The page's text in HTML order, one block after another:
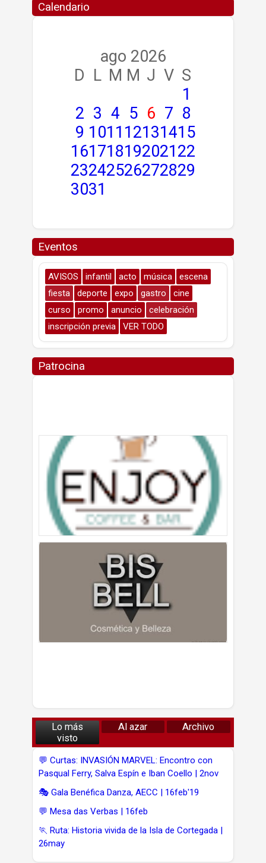
Calendario
ago 2026
D L M M J V S
1
2 3 4 5 6 7 8
9 1011 12131415
16171819202122
23242526272829
3031
Eventos
AVISOS infantil acto música
escena
fiesta
deporte expo gastro
cine
curso
promo anuncio
celebración
inscripción previa
VER TODO
Patrocina
Lo más
visto
Al azar Archivo
💬 Curtas: INVASIÓN MARVEL: Encontro con
Pasqual Ferry, Salva Espín e Iban Coello | 2nov
🎭 Gala Benéfica Danza, AECC | 16feb'19
💬 Mesa das Verbas | 16feb
🏃 Ruta: Historia vivida de la Isla de Cortegada |
26may